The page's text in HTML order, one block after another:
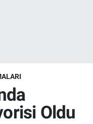
Oldu